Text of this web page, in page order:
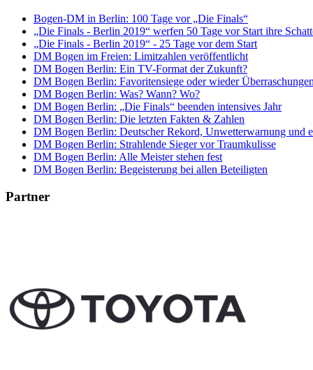
Bogen-DM in Berlin: 100 Tage vor „Die Finals“
„Die Finals - Berlin 2019“ werfen 50 Tage vor Start ihre
„Die Finals - Berlin 2019“ - 25 Tage vor dem Start
DM Bogen im Freien: Limitzahlen veröffentlicht
DM Bogen Berlin: Ein TV-Format der Zukunft?
DM Bogen Berlin: Favoritensiege oder wieder
DM Bogen Berlin: Was? Wann? Wo?
DM Bogen Berlin: „Die Finals“ beenden intensives Jahr
DM Bogen Berlin: Die letzten Fakten & Zahlen
DM Bogen Berlin: Deutscher Rekord, Unwetterwarnung und
DM Bogen Berlin: Strahlende Sieger vor Traumkulisse
DM Bogen Berlin: Alle Meister stehen fest
DM Bogen Berlin: Begeisterung bei allen Beteiligten
Partner